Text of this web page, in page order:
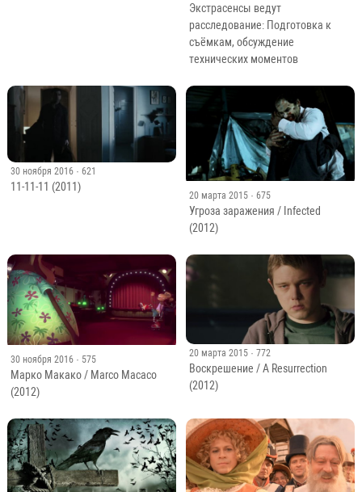
Экстрасенсы ведут
расследование: Подготовка к
съёмкам, обсуждение
технических моментов
30 ноября 2016 · 621
11-11-11 (2011)
20 марта 2015 · 675
Угроза заражения / Infected
(2012)
30 ноября 2016 · 575
Марко Макако / Marco Macaco
(2012)
20 марта 2015 · 772
Воскрешение / A Resurrection
(2012)